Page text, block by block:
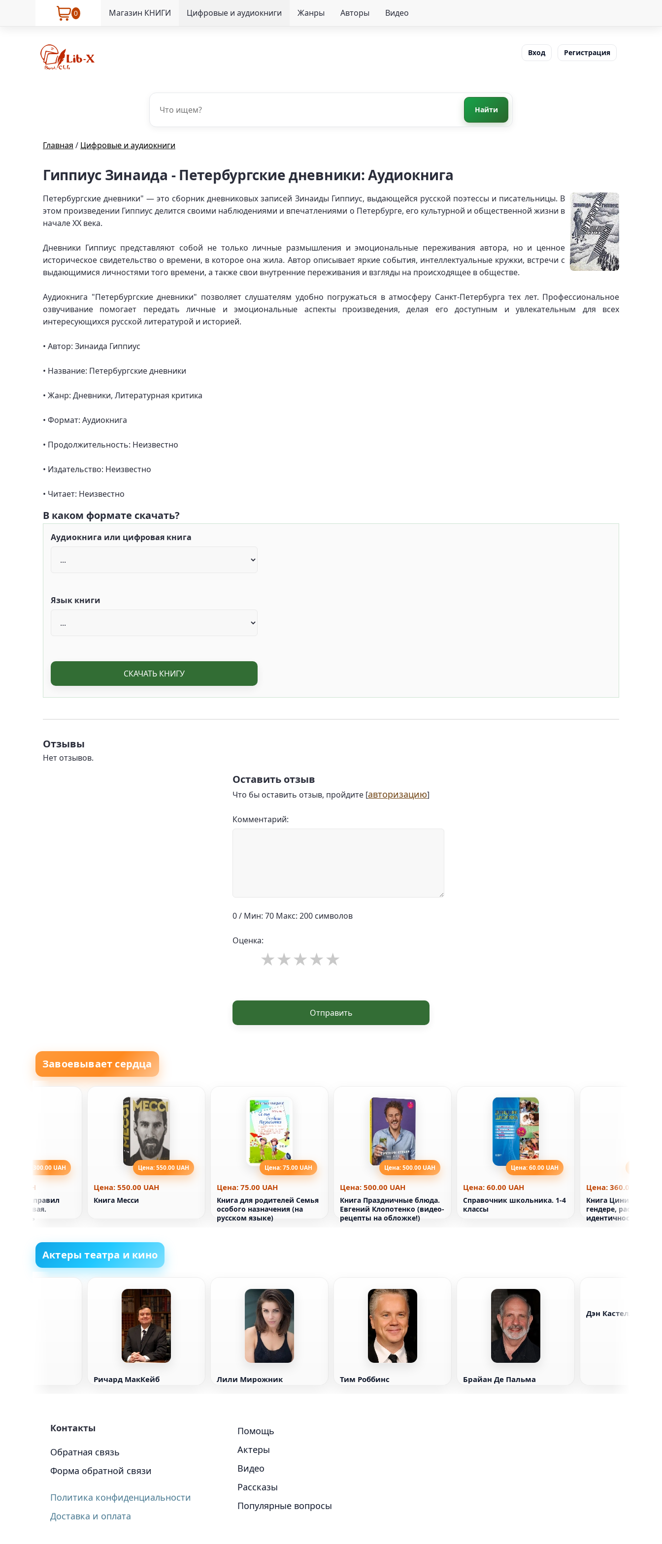
0 Магазин КНИГИ Цифровые и аудиокниги Жанры Авторы Видео
Вход Регистрация
Найти
Главная / Цифровые и аудиокниги
Гиппиус Зинаида - Петербургские дневники: Аудиокнига
Петербургские дневники" — это сборник дневниковых записей Зинаиды Гиппиус, выдающейся русской поэтессы и писательницы. В
этом произведении Гиппиус делится своими наблюдениями и впечатлениями о Петербурге, его культурной и общественной жизни в
начале XX века.
Дневники Гиппиус представляют собой не только личные размышления и эмоциональные переживания автора, но и ценное
историческое свидетельство о времени, в которое она жила. Автор описывает яркие события, интеллектуальные кружки, встречи с
выдающимися личностями того времени, а также свои внутренние переживания и взгляды на происходящее в обществе.
Аудиокнига "Петербургские дневники" позволяет слушателям удобно погружаться в атмосферу Санкт-Петербурга тех лет. Профессиональное
озвучивание помогает передать личные и эмоциональные аспекты произведения, делая его доступным и увлекательным для всех
интересующихся русской литературой и историей.
• Автор: Зинаида Гиппиус
• Название: Петербургские дневники
• Жанр: Дневники, Литературная критика
• Формат: Аудиокнига
• Продолжительность: Неизвестно
• Издательство: Неизвестно
• Читает: Неизвестно
В каком формате скачать?
Аудиокнига или цифровая книга
Язык книги
СКАЧАТЬ КНИГУ
Отзывы
Нет отзывов.
Оставить отзыв
Что бы оставить отзыв, пройдите [авторизацию]
Комментарий:
0 / Мин: 70 Макс: 200 символов
Оценка:
Отправить
Завоевывает сердца
Цена: 300.00 UAH
UAH
расправил
первая.
Цена: 550.00 UAH
Цена: 550.00 UAH
Книга Месси
Цена: 75.00 UAH
Цена: 75.00 UAH
Книга для родителей Семья
особого назначения (на
русском языке)
Цена: 500.00 UAH
Цена: 500.00 UAH
Книга Праздничные блюда.
Евгений Клопотенко (видео-
рецепты на обложке!)
Цена: 60.00 UAH
Цена: 60.00 UAH
Справочник школьника. 1-4
классы
Цена: 360.00 UAH
Книга Циничные
гендере, расе и
идентичности. И
Актеры театра и кино
Ричард МакКейб Лили Мирожник Тим Роббинс Брайан Де Пальма
Дэн Кастелланета
Контакты
Обратная связь
Форма обратной связи
Политика конфиденциальности
Доставка и оплата
Помощь
Актеры
Видео
Рассказы
Популярные вопросы